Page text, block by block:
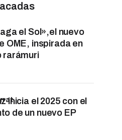
el Sol»,el nuevo
OME, inspirada en
rarámuri
inicia el 2025 con el
de un nuevo EP